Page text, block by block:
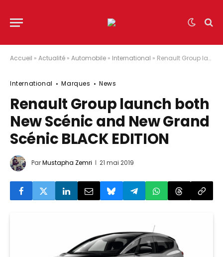
Accueil » Actualité » Automobile » International » Renault Group launch both New Scénic and New Grand Scénic BLACK EDITION
International Marques News
Renault Group launch both
New Scénic and New Grand
Scénic BLACK EDITION
ParMustapha Zemri 21 mai 2019